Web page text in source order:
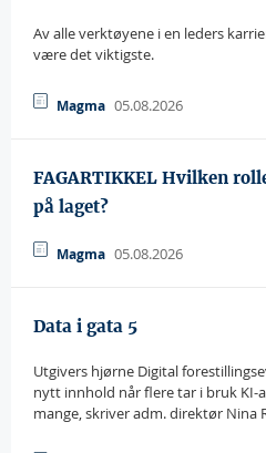
Av alle verktøyene i en leders
være det viktigste.
Magma 05.08.2026
FAGARTIKKEL Hvilken
på laget?
Magma 05.08.2026
Data i gata 5
Utgivers hjørne Digital
nytt innhold når flere tar i bruk KI-
mange, skriver adm. direktør Nina